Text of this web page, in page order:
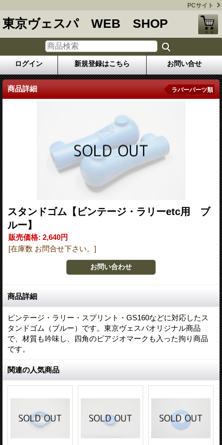
PCサイト
東京ヴェスパ WEB SHOP
ログイン 新規登録はこちら お問い合せ
商品詳細 ラバーパーツ類
スタンドゴム【ビンテージ・ラリーetc用 ブ
ルー】
販売価格: 2,640円
[在庫数 お問合せ下さい。]
商品詳細
ビンテージ・ラリー・スプリント・GS160などに対応したス
タンドゴム（ブルー）です。東京ヴェスパオリジナル商品
で、材質も吟味し、四角のピアジオマークも入った拘り商品
です。
関連の人気商品